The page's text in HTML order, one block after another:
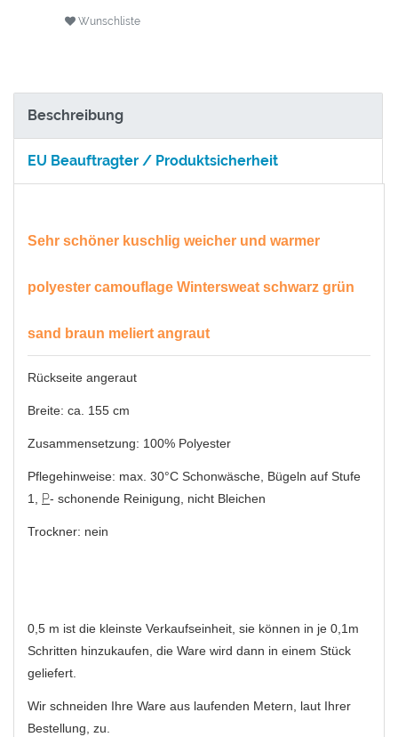
Wunschliste
Beschreibung
EU Beauftragter / Produktsicherheit
Sehr schöner kuschlig weicher und warmer
polyester camouflage Wintersweat schwarz grün
sand braun meliert angraut
Rückseite angeraut
Breite: ca. 155 cm
Zusammensetzung: 100% Polyester
Pflegehinweise: max. 30°C Schonwäsche, Bügeln auf Stufe
1,
P- schonende Reinigung, nicht Bleichen
Trockner: nein
0,5 m ist die kleinste Verkaufseinheit, sie können in je 0,1m
Schritten hinzukaufen, die Ware wird dann in einem Stück
geliefert.
Wir schneiden Ihre Ware aus laufenden Metern, laut Ihrer
Bestellung, zu.